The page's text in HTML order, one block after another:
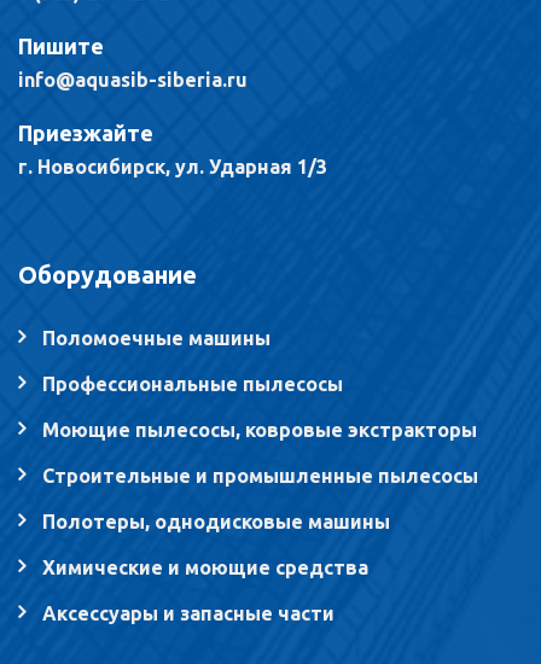
Пишите
info@aquasib-siberia.ru
Приезжайте
г. Новосибирск, ул. Ударная 1/3
Оборудование
Поломоечные машины
Профессиональные пылесосы
Моющие пылесосы, ковровые экстракторы
Строительные и промышленные пылесосы
Полотеры, однодисковые машины
Химические и моющие средства
Аксессуары и запасные части